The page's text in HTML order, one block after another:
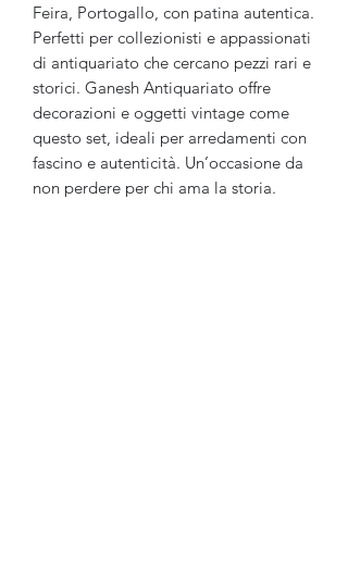
Feira, Portogallo, con patina autentica.
Perfetti per collezionisti e appassionati
di antiquariato che cercano pezzi rari e
storici. Ganesh Antiquariato offre
decorazioni e oggetti vintage come
questo set, ideali per arredamenti con
fascino e autenticità. Un’occasione da
non perdere per chi ama la storia.